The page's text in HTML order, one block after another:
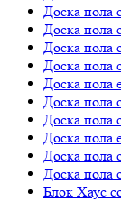
Доска пола
Доска пола
Доска пола
Доска пола
Доска пола
Доска пола
Доска пола
Доска пола
Доска пола
Доска пола
Блок Хаус